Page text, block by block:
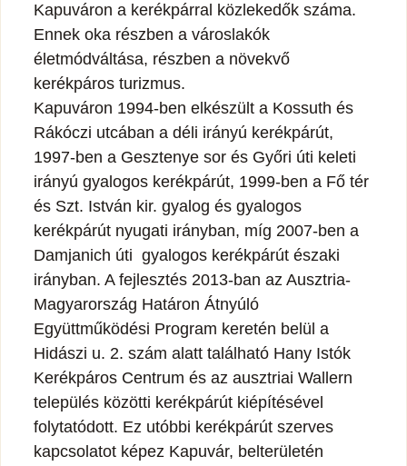
Kapuváron a kerékpárral közlekedők száma.
Ennek oka részben a városlakók
életmódváltása, részben a növekvő
kerékpáros turizmus.
Kapuváron 1994-ben elkészült a Kossuth és
Rákóczi utcában a déli irányú kerékpárút,
1997-ben a Gesztenye sor és Győri úti keleti
irányú gyalogos kerékpárút, 1999-ben a Fő tér
és Szt. István kir. gyalog és gyalogos
kerékpárút nyugati irányban, míg 2007-ben a
Damjanich úti gyalogos kerékpárút északi
irányban. A fejlesztés 2013-ban az Ausztria-
Magyarország Határon Átnyúló
Együttműködési Program keretén belül a
Hidászi u. 2. szám alatt található Hany Istók
Kerékpáros Centrum és az ausztriai Wallern
település közötti kerékpárút kiépítésével
folytatódott. Ez utóbbi kerékpárút szerves
kapcsolatot képez Kapuvár, belterületén